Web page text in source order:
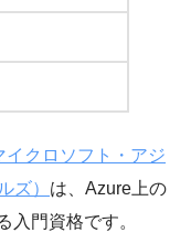
イクロソフト・アジ
ズ） は、Azure上の
入門資格です。